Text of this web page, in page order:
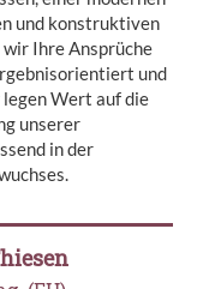
und konstruktiven
Ihre Ansprüche
und
Wert auf die
unserer
in der